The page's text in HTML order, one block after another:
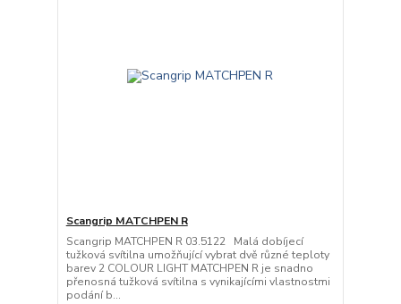
Scangrip MATCHPEN R
Scangrip MATCHPEN R 03.5122 Malá dobíjecí
tužková svítilna umožňující vybrat dvě různé teploty
barev 2 COLOUR LIGHT MATCHPEN R je snadno
přenosná tužková svítilna s vynikajícími vlastnostmi
podání b...